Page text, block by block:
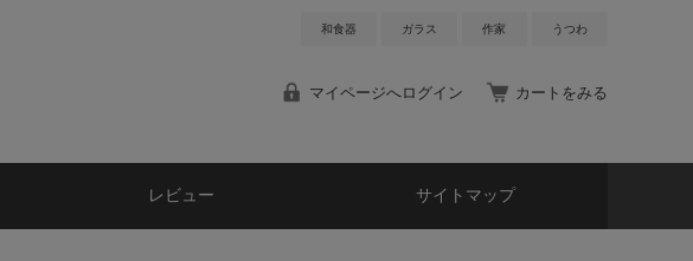
和食器 ガラス 作家 うつわ
マイページへログイン カートをみる
レビュー サイトマップ